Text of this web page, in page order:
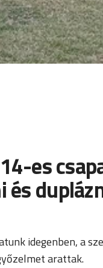
es
idegenben, a
arattak.